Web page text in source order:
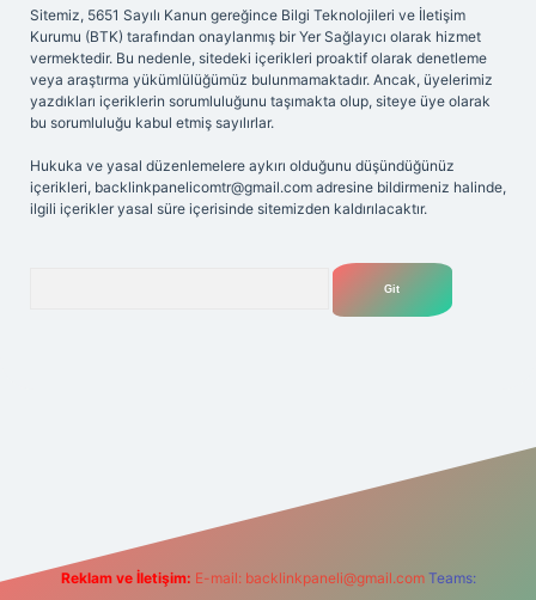
Sitemiz, 5651 Sayılı Kanun gereğince Bilgi Teknolojileri ve İletişim
Kurumu (BTK) tarafından onaylanmış bir Yer Sağlayıcı olarak hizmet
vermektedir. Bu nedenle, sitedeki içerikleri proaktif olarak denetleme
veya araştırma yükümlülüğümüz bulunmamaktadır. Ancak, üyelerimiz
yazdıkları içeriklerin sorumluluğunu taşımakta olup, siteye üye olarak
bu sorumluluğu kabul etmiş sayılırlar.
Hukuka ve yasal düzenlemelere aykırı olduğunu düşündüğünüz
içerikleri, backlinkpanelicomtr@gmail.com adresine bildirmeniz halinde,
ilgili içerikler yasal süre içerisinde sitemizden kaldırılacaktır.
Reklam ve İletişim: E-mail: backlinkpaneli@gmail.com Teams: